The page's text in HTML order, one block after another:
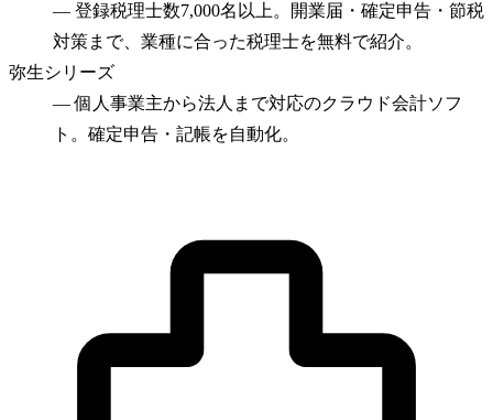
— 登録税理士数7,000名以上。開業届・確定申告・節税
対策まで、業種に合った税理士を無料で紹介。
弥生シリーズ
—個人事業主から法人まで対応のクラウド会計ソフ
ト。確定申告・記帳を自動化。